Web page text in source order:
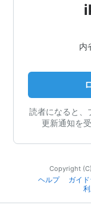
内
読者になると、
更新通知を
Copyright
ヘルプ
ガイ